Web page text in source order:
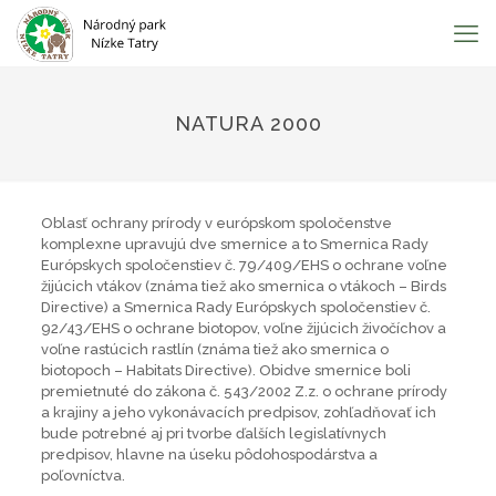
NATURA 2000
Oblasť ochrany prírody v európskom spoločenstve
komplexne upravujú dve smernice a to Smernica Rady
Európskych spoločenstiev č. 79/409/EHS o ochrane voľne
žijúcich vtákov (známa tiež ako smernica o vtákoch – Birds
Directive) a Smernica Rady Európskych spoločenstiev č.
92/43/EHS o ochrane biotopov, voľne žijúcich živočíchov a
voľne rastúcich rastlín (známa tiež ako smernica o
biotopoch – Habitats Directive). Obidve smernice boli
premietnuté do zákona č. 543/2002 Z.z. o ochrane prírody
a krajiny a jeho vykonávacích predpisov, zohľadňovať ich
bude potrebné aj pri tvorbe ďalších legislatívnych
predpisov, hlavne na úseku pôdohospodárstva a
poľovníctva.